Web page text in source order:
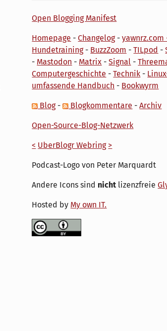
Open Blogging Manifest
Homepage -Changelog-yawnrz.com
Hundetraining- BuzzZoom -TILpod -
- Mastodon - Matrix -Signal -
Computergeschichte -Technik -
umfassende Handbuch - Bookwyrm
Blog- Blogkommentare -Archiv
Open-Source-Blog-Netzwerk
< UberBlogr Webring >
Podcast-Logo von Peter Marquardt
Andere Icons sind nicht lizenzfreie
Hosted by My own IT.